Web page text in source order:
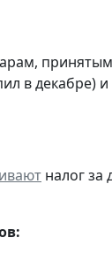
принятым
в декабре) и
налог за